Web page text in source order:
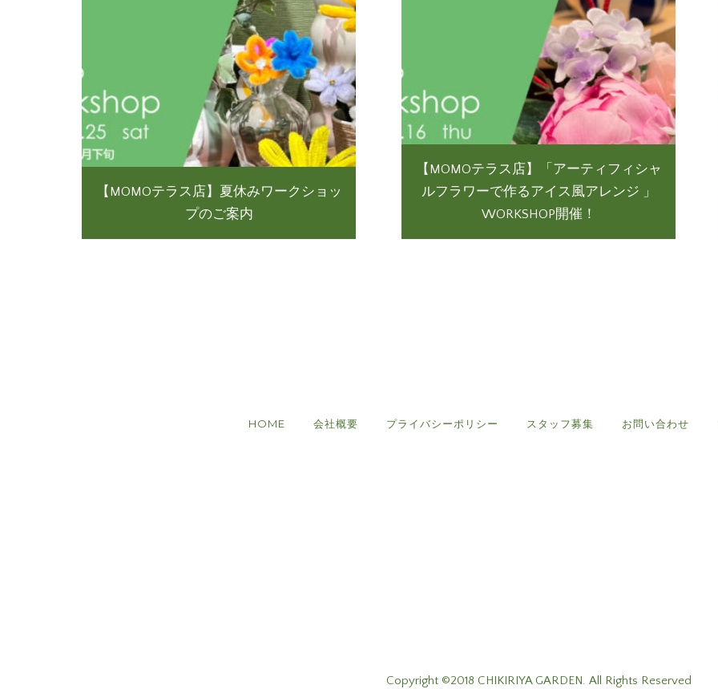
【MOMOテラス店】夏休みワークショッ
プのご案内
【MOMOテラス店】「アーティフィシャ
ルフラワーで作るアイス風アレンジ 」
WORKSHOP開催！
HOME 会社概要 プライバシーポリシー スタッフ募集 お問い合わせ
Copyright ©2018 CHIKIRIYA GARDEN. All Rights Reserved